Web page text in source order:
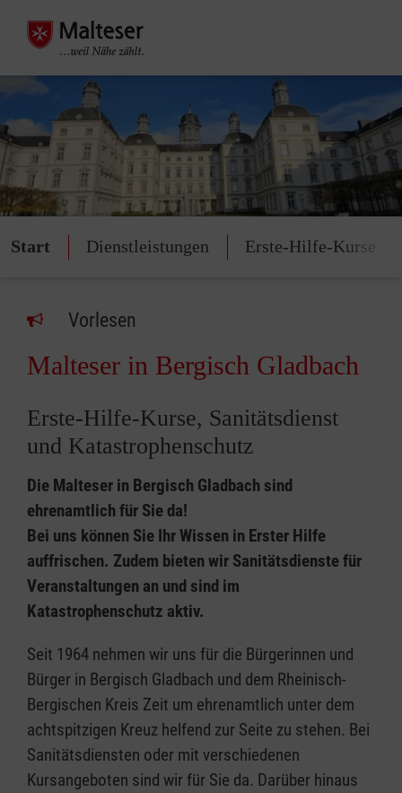
Start Dienstleistungen Erste-Hilfe-Kurse
Vorlesen
Malteser in Bergisch Gladbach
Erste-Hilfe-Kurse, Sanitätsdienst
und Katastrophenschutz
Die Malteser in Bergisch Gladbach sind
ehrenamtlich für Sie da!
Bei uns können Sie Ihr Wissen in Erster Hilfe
auffrischen. Zudem bieten wir Sanitätsdienste für
Veranstaltungen an und sind im
Katastrophenschutz aktiv.
Seit 1964 nehmen wir uns für die Bürgerinnen und
Bürger in Bergisch Gladbach und dem Rheinisch-
Bergischen Kreis Zeit um ehrenamtlich unter dem
achtspitzigen Kreuz helfend zur Seite zu stehen. Bei
Sanitätsdiensten oder mit verschiedenen
Kursangeboten sind wir für Sie da. Darüber hinaus